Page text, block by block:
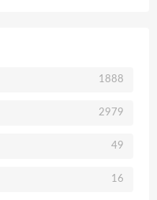
1888
2979
49
16